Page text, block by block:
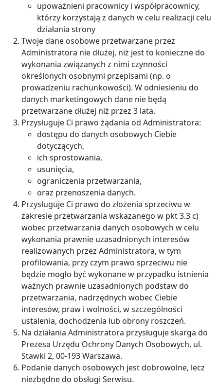
upoważnieni pracownicy i współpracownicy,
którzy korzystają z danych w celu realizacji celu
działania strony
Twoje dane osobowe przetwarzane przez
Administratora nie dłużej, niż jest to konieczne do
wykonania związanych z nimi czynności
określonych osobnymi przepisami (np. o
prowadzeniu rachunkowości). W odniesieniu do
danych marketingowych dane nie będą
przetwarzane dłużej niż przez 3 lata.
Przysługuje Ci prawo żądania od Administratora:
dostępu do danych osobowych Ciebie
dotyczących,
ich sprostowania,
usunięcia,
ograniczenia przetwarzania,
oraz przenoszenia danych.
Przysługuje Ci prawo do złożenia sprzeciwu w
zakresie przetwarzania wskazanego w pkt 3.3 c)
wobec przetwarzania danych osobowych w celu
wykonania prawnie uzasadnionych interesów
realizowanych przez Administratora, w tym
profilowania, przy czym prawo sprzeciwu nie
będzie mogło być wykonane w przypadku istnienia
ważnych prawnie uzasadnionych podstaw do
przetwarzania, nadrzędnych wobec Ciebie
interesów, praw i wolności, w szczególności
ustalenia, dochodzenia lub obrony roszczeń.
Na działania Administratora przysługuje skarga do
Prezesa Urzędu Ochrony Danych Osobowych, ul.
Stawki 2, 00-193 Warszawa.
Podanie danych osobowych jest dobrowolne, lecz
niezbędne do obsługi Serwisu.